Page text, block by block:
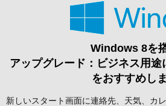
Windows 8を
アップグレード：ビジネス用
をおすすめし
新しいスタート画面に連絡先、天気、カ